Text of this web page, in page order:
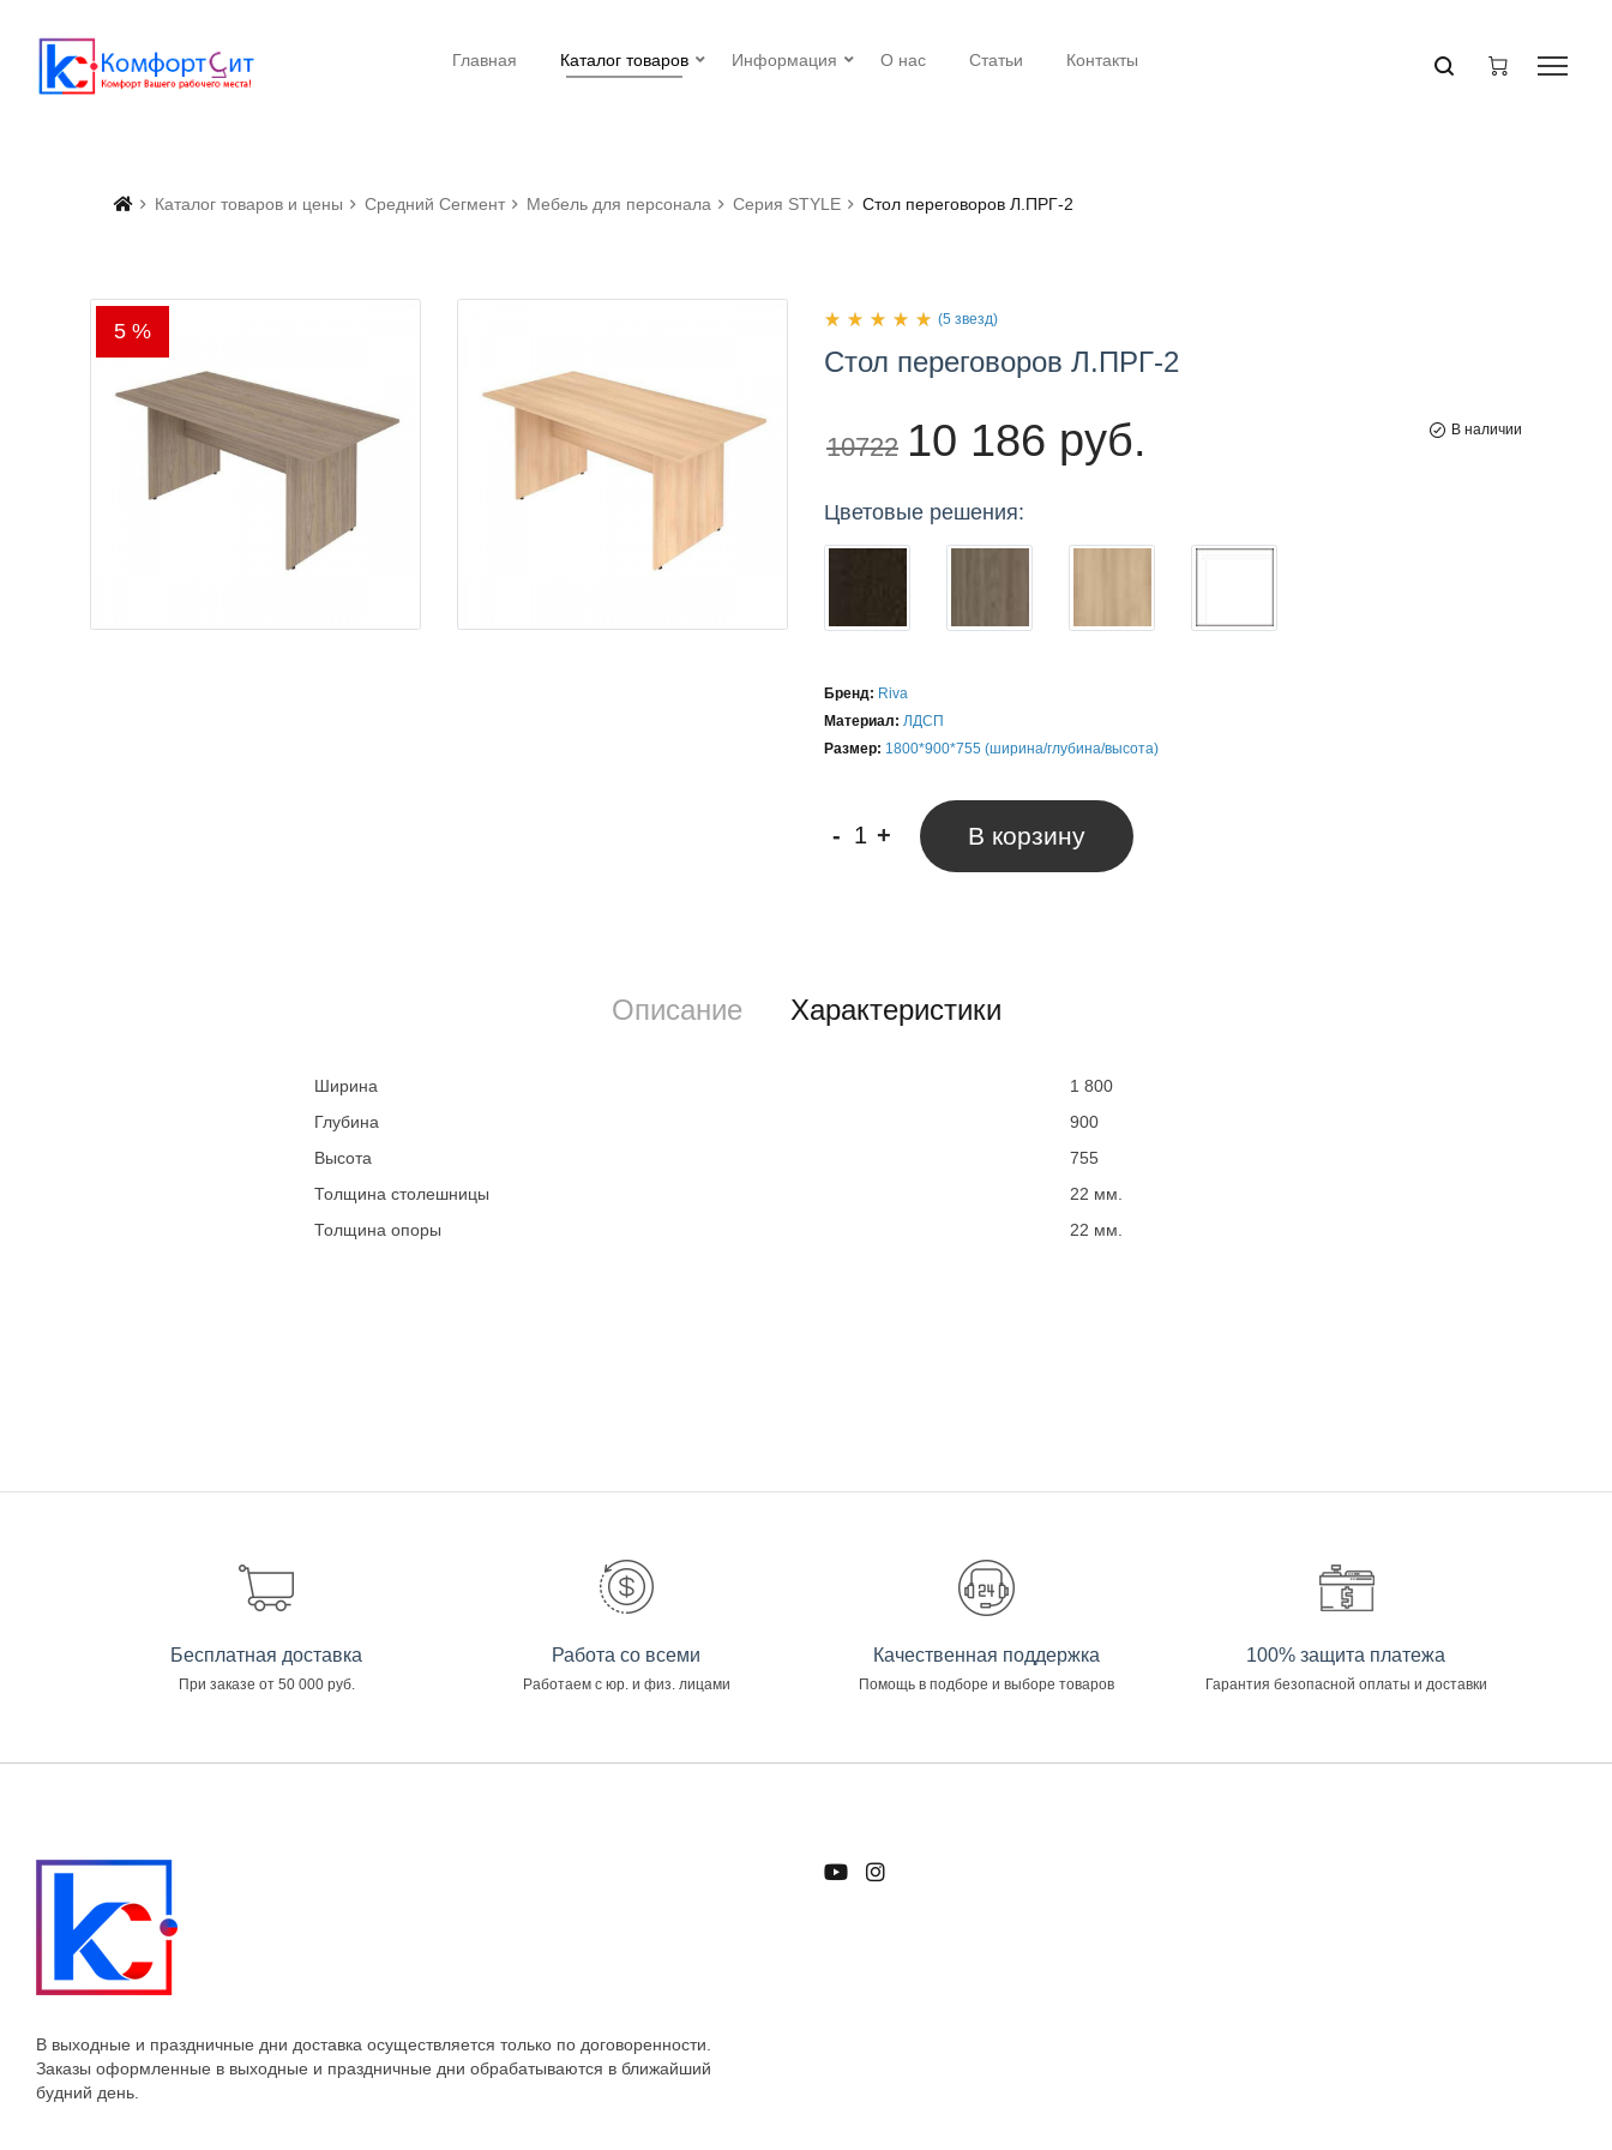
Главная Каталог товаров Информация О нас Статьи Контакты
Каталог товаров и цены Средний Сегмент Мебель для персонала Серия STYLE Стол переговоров Л.ПРГ-2
5 % (5 звезд)
Стол переговоров Л.ПРГ-2
10722 10 186 руб. В наличии
Цветовые решения:
Бренд: Riva
Материал: ЛДСП
Размер: 1800*900*755 (ширина/глубина/высота)
- + В корзину
Описание Характеристики
Ширина
1 800
Глубина
900
Высота
755
Толщина столешницы
22 мм.
Толщина опоры
22 мм.
Бесплатная доставка
При заказе от 50 000 руб.
Работа со всеми
Работаем с юр. и физ. лицами
Качественная поддержка
Помощь в подборе и выборе товаров
100% защита платежа
Гарантия безопасной оплаты и доставки
В выходные и праздничные дни доставка осуществляется только по договоренности.
Заказы оформленные в выходные и праздничные дни обрабатываются в ближайший
будний день.